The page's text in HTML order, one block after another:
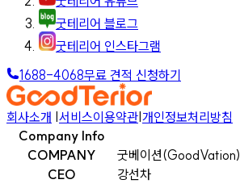
굿테리어 블로그
굿테리어 인스타그램
1688-4068무료 견적 신청하기
회사소개 |서비스이용약관|개인정보처리방침
Company Info
COMPANY
굿베이션(GoodVation)
CEO
강선차